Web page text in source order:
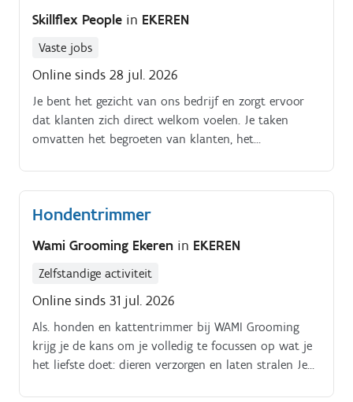
professioneel opvolgen Mee uitwerken van logistieke
en transportoplossingen afgestemd op
commerciële voorstellen Ondersteunen bij
onderhandelingen en contractvoorbereidingen Mee
organiseren van klantenbezoeken, beurzen en
netwerkevenementen Nauwe samenwerking met
vragen en mee zoeken naar passende oplossingen
Administratieve opvolging van commerciële dossiers
Skillflex People in EKEREN
Vaste jobs
Online sinds 28 jul. 2026
Je bent het gezicht van ons bedrijf en zorgt ervoor
dat klanten zich direct welkom voelen. Je taken
omvatten het begroeten van klanten, het
doorverwijzen naar de juiste afdelingen.
Hondentrimmer
Wami Grooming Ekeren in EKEREN
Zelfstandige activiteit
Online sinds 31 jul. 2026
Als. honden en kattentrimmer bij WAMI Grooming
krijg je de kans om je volledig te focussen op wat je
het liefste doet: dieren verzorgen en laten stralen Je